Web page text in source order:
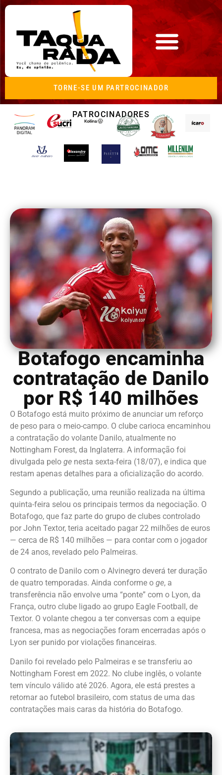
TORNE-SE UM PARTROCINADOR
PATROCINADORES
Botafogo encaminha
contratação de Danilo
por R$ 140 milhões
O Botafogo está muito próximo de anunciar um reforço
de peso para o meio-campo. O clube carioca encaminhou
a contratação do volante Danilo, atualmente no
Nottingham Forest, da Inglaterra. A informação foi
divulgada pelo ge nesta sexta-feira (18/07), e indica que
restam apenas detalhes para a oficialização do acordo.
Segundo a publicação, uma reunião realizada na última
quinta-feira selou os principais termos da negociação. O
Botafogo, que faz parte do grupo de clubes controlado
por John Textor, teria aceitado pagar 22 milhões de euros
— cerca de R$ 140 milhões — para contar com o jogador
de 24 anos, revelado pelo Palmeiras.
O contrato de Danilo com o Alvinegro deverá ter duração
de quatro temporadas. Ainda conforme o ge, a
transferência não envolve uma “ponte” com o Lyon, da
França, outro clube ligado ao grupo Eagle Football, de
Textor. O volante chegou a ter conversas com a equipe
francesa, mas as negociações foram encerradas após o
Lyon ser punido por violações financeiras.
Danilo foi revelado pelo Palmeiras e se transferiu ao
Nottingham Forest em 2022. No clube inglês, o volante
tem vínculo válido até 2026. Agora, ele está prestes a
retornar ao futebol brasileiro, com status de uma das
contratações mais caras da história do Botafogo.